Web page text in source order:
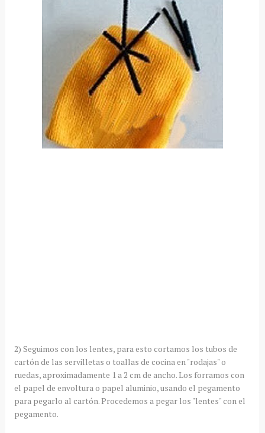
2) Seguimos con los lentes, para esto cortamos los tubos de
cartón de las servilletas o toallas de cocina en "rodajas" o
ruedas, aproximadamente 1 a 2 cm de ancho. Los forramos con
el papel de envoltura o papel aluminio, usando el pegamento
para pegarlo al cartón. Procedemos a pegar los "lentes" con el
pegamento.